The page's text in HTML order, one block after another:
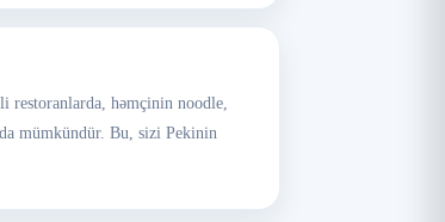
restoranlarda, həmçinin noodle,
mümkündür. Bu, sizi Pekinin